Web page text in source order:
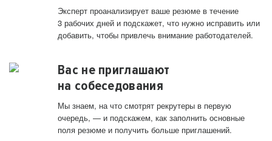
Эксперт проанализирует ваше резюме в течение
3 рабочих дней и подскажет, что нужно исправить или
добавить, чтобы привлечь внимание работодателей.
Вас не приглашают
на собеседования
Мы знаем, на что смотрят рекрутеры в первую
очередь, — и подскажем, как заполнить основные
поля резюме и получить больше приглашений.